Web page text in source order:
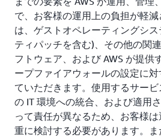
で、お客様の運用上の負担が軽
は、ゲストオペレーティングシ
ティパッチを含む)、その他の関
フトウェア、および AWS が提供
ープファイアウォールの設定に
ていただきます。使用するサー
の IT 環境への統合、および適用
って責任が異なるため、お客様
重に検討する必要があります。